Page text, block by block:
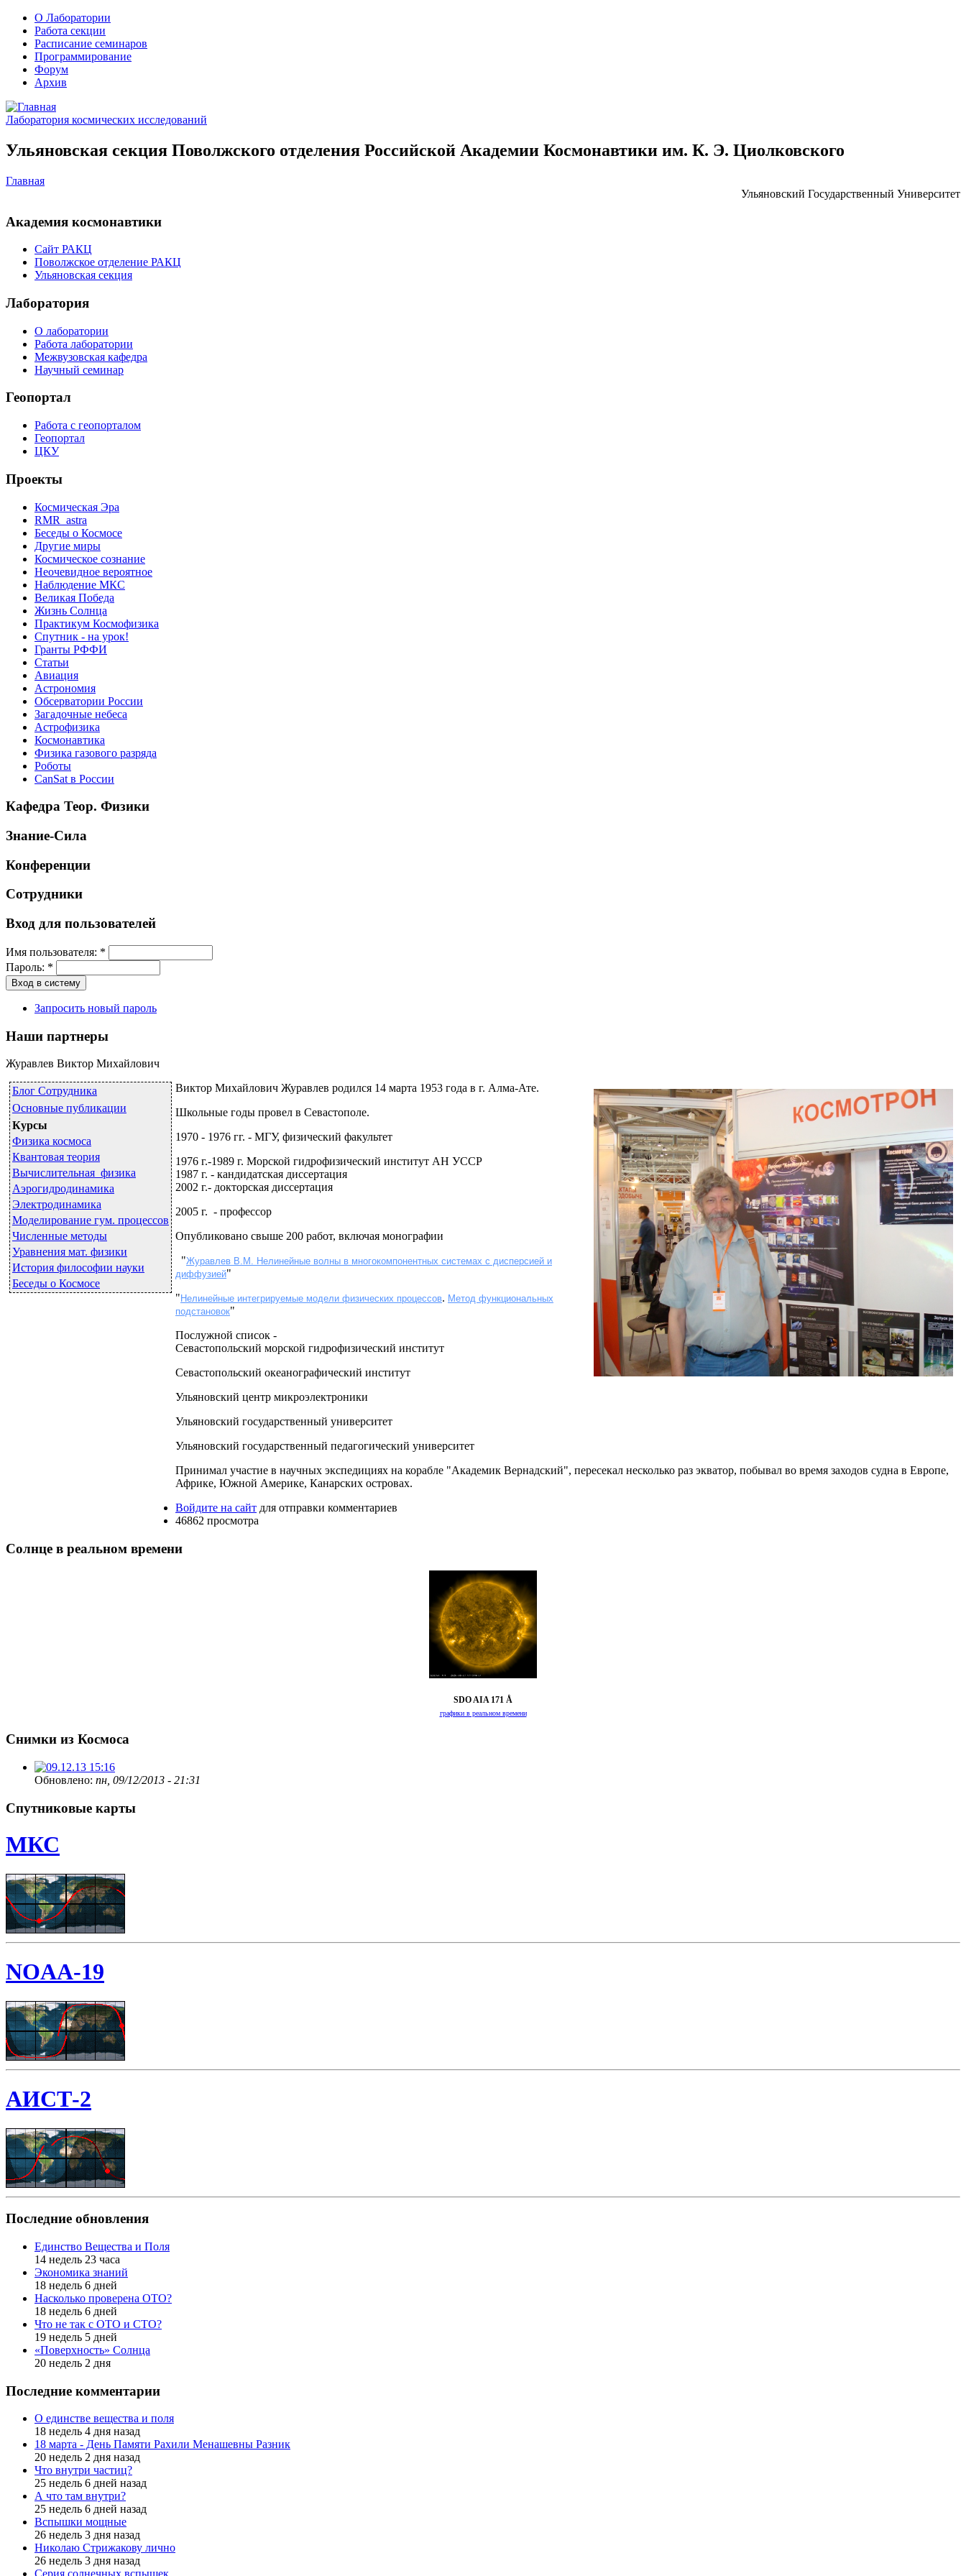
О Лаборатории
Работа секции
Расписание семинаров
Программирование
Форум
Архив
Лаборатория космических исследований
Ульяновская секция Поволжского отделения Российской Академии Космонавтики им. К. Э. Циолковского
Главная
Ульяновский Государственный Университет
Академия космонавтики
Сайт РАКЦ
Поволжское отделение РАКЦ
Ульяновская секция
Лаборатория
О лаборатории
Работа лаборатории
Межвузовская кафедра
Научный семинар
Геопортал
Работа с геопорталом
Геопортал
ЦКУ
Проекты
Космическая Эра
RMR_astra
Беседы о Космосе
Другие миры
Космическое сознание
Неочевидное вероятное
Наблюдение МКС
Великая Победа
Жизнь Солнца
Практикум Космофизика
Спутник - на урок!
Гранты РФФИ
Статьи
Авиация
Астрономия
Обсерватории России
Загадочные небеса
Астрофизика
Космонавтика
Физика газового разряда
Роботы
CanSat в России
Кафедра Теор. Физики
Знание-Сила
Конференции
Сотрудники
Вход для пользователей
Имя пользователя: *
Пароль: *
Запросить новый пароль
Наши партнеры
Журавлев Виктор Михайлович
Блог Сотрудника
Основные публикации
Курсы
Физика космоса
Квантовая теория
Вычислительная физика
Аэрогидродинамика
Электродинамика
Моделирование гум. процессов
Численные методы
Уравнения мат. физики
История философии науки
Беседы о Космосе
Виктор Михайлович Журавлев родился 14 марта 1953 года в г. Алма-Ате.
Школьные годы провел в Севастополе.
1970 - 1976 гг. - МГУ, физический факультет
1976 г.-1989 г. Морской гидрофизический институт АН УССР
1987 г. - кандидатская диссертация
2002 г.- докторская диссертация
2005 г. - профессор
Опубликовано свыше 200 работ, включая монографии
"Журавлев В.М. Нелинейные волны в многокомпонентных системах с дисперсией и
диффузией"
" Нелинейные интегрируемые модели физических процессов. Метод функциональных
подстановок"
Послужной список -
Севастопольский морской гидрофизический институт
Севастопольский океанографический институт
Ульяновский центр микроэлектроники
Ульяновский государственный университет
Ульяновский государственный педагогический университет
Принимал участие в научных экспедициях на корабле "Академик Вернадский", пересекал несколько раз экватор, побывал во время заходов судна в Европе,
Африке, Южной Америке, Канарских островах.
Войдите на сайт для отправки комментариев
46862 просмотра
Солнце в реальном времени
SDO AIA 171 Å
графики в реальном времени
Снимки из Космоса
Обновлено: пн, 09/12/2013 - 21:31
Спутниковые карты
МКС
NOAA-19
АИСТ-2
Последние обновления
Единство Вещества и Поля
14 недель 23 часа
Экономика знаний
18 недель 6 дней
Насколько проверена ОТО?
18 недель 6 дней
Что не так с ОТО и СТО?
19 недель 5 дней
«Поверхность» Солнца
20 недель 2 дня
Последние комментарии
О единстве вещества и поля
18 недель 4 дня назад
18 марта - День Памяти Рахили Менашевны Разник
20 недель 2 дня назад
Что внутри частиц?
25 недель 6 дней назад
А что там внутри?
25 недель 6 дней назад
Вспышки мощные
26 недель 3 дня назад
Николаю Стрижакову лично
26 недель 3 дня назад